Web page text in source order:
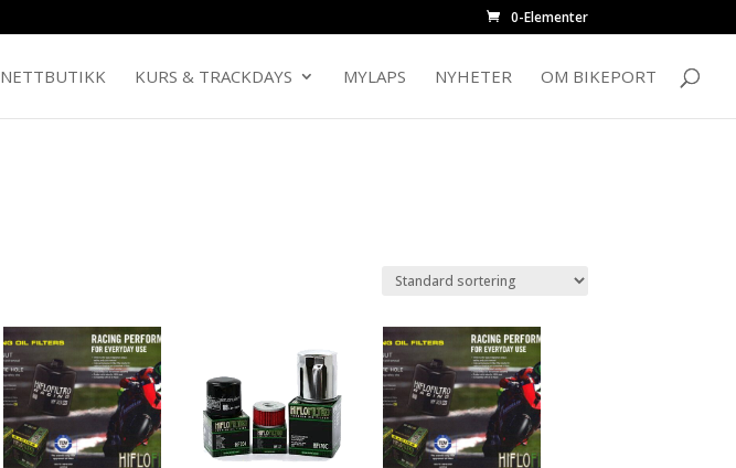
0-Elementer
NETTBUTIKK KURS & TRACKDAYS MYLAPS NYHETER OM BIKEPORT